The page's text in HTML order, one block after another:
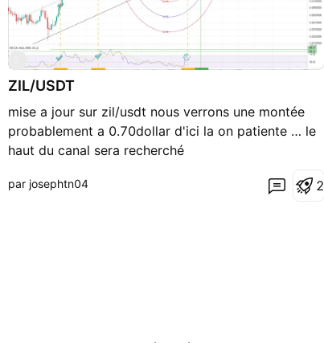
ZIL/USDT
mise a jour sur zil/usdt nous verrons une montée
probablement a 0.70dollar d'ici la on patiente … le
haut du canal sera recherché
par josephtn04 2